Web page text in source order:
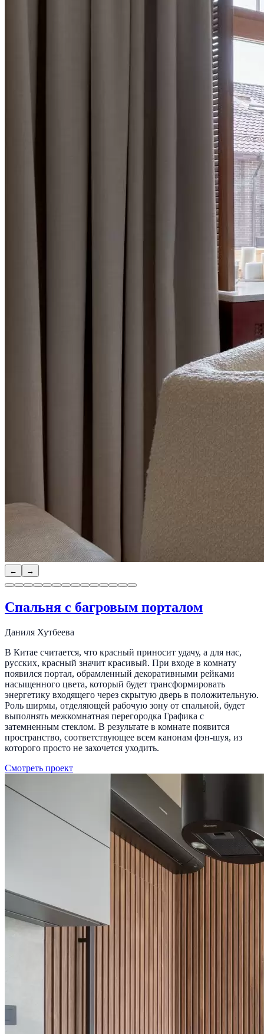
← →
Спальня с багровым порталом
Даниля Хутбеева
В Китае считается, что красный приносит удачу, а для нас,
русских, красный значит красивый. При входе в комнату
появился портал, обрамленный декоративными рейками
насыщенного цвета, который будет трансформировать
энергетику входящего через скрытую дверь в положительную.
Роль ширмы, отделяющей рабочую зону от спальной, будет
выполнять межкомнатная перегородка Графика с
затемненным стеклом. В результате в комнате появится
пространство, соответствующее всем канонам фэн-шуя, из
которого просто не захочется уходить.
Смотреть проект